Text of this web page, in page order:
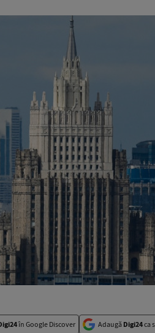
în Google Discover Adaugă Digi24ca